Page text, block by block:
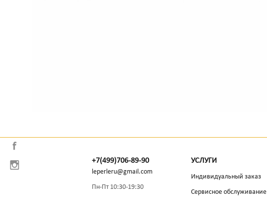
+7(499)706-89-90
leperleru@gmail.com
Пн-Пт 10:30-19:30
УСЛУГИ
Индивидуальный заказ
Сервисное обслуживание